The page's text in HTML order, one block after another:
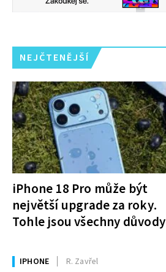
NEJČTENĚJŠÍ
iPhone 18 Pro může být
největší upgrade za roky.
Tohle jsou všechny důvody
IPHONE R. Zavřel